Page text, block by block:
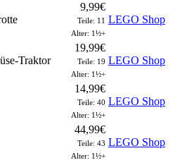
9,99€
Teile: 11
Alter: 1½+
LEGO Shop
Traktor
19,99€
Teile: 19
Alter: 1½+
LEGO Shop
14,99€
Teile: 40
Alter: 1½+
LEGO Shop
44,99€
Teile: 43
Alter: 1½+
LEGO Shop